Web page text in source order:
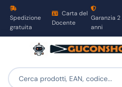
Spedizione
gratuita
Carta del
Docente
Garanzia 2
anni